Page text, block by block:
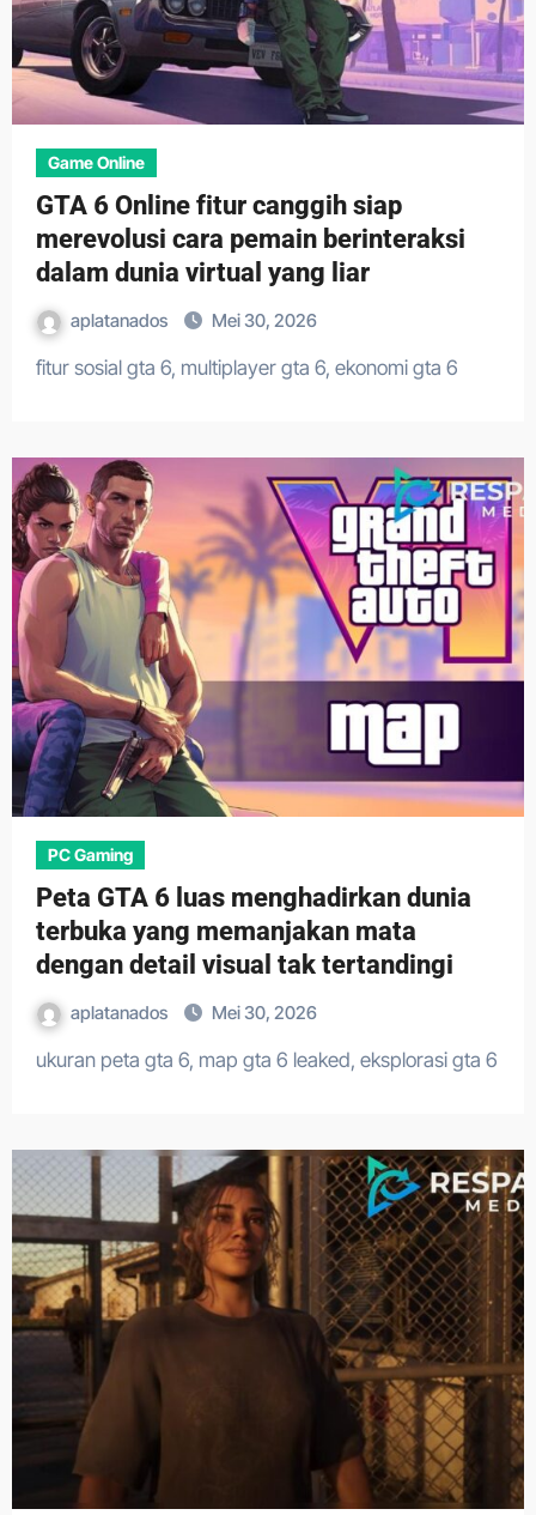
Game Online
GTA 6 Online fitur canggih siap
merevolusi cara pemain berinteraksi
dalam dunia virtual yang liar
aplatanados Mei 30, 2026
fitur sosial gta 6, multiplayer gta 6, ekonomi gta 6
PC Gaming
Peta GTA 6 luas menghadirkan dunia
terbuka yang memanjakan mata
dengan detail visual tak tertandingi
aplatanados Mei 30, 2026
ukuran peta gta 6, map gta 6 leaked, eksplorasi gta 6